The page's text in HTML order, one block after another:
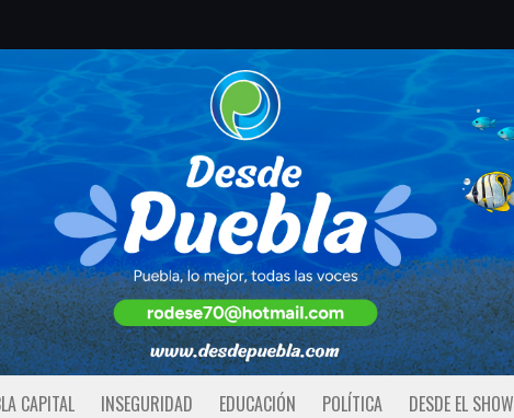
CAPITAL INSEGURIDAD EDUCACIÓN POLÍTICA DESDE EL SHOW